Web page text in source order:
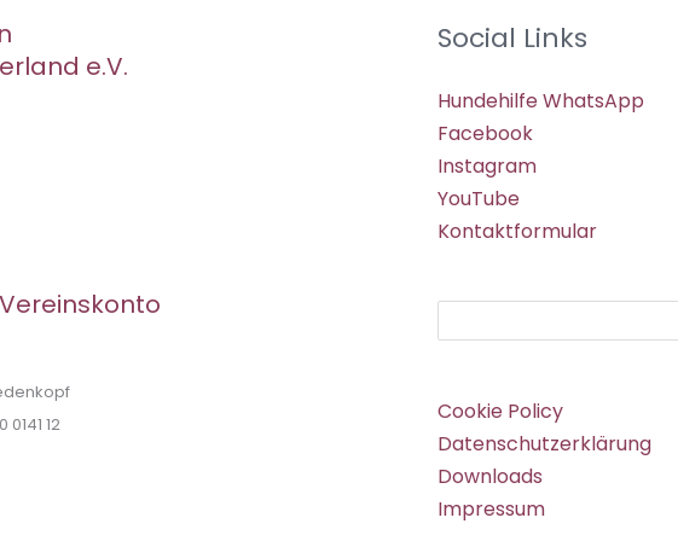
e.V.
0141 12
Social Links
Hundehilfe WhatsApp
Facebook
Instagram
YouTube
Kontaktformular
Cookie Policy
Datenschutzerklärung
Downloads
Impressum